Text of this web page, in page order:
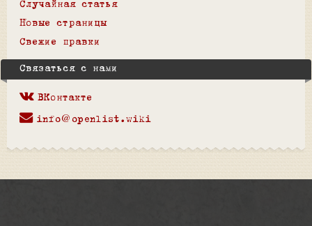
Случайная статья
Новые страницы
Свежие правки
Связаться с нами
ВКонтакте
info@openlist.wiki